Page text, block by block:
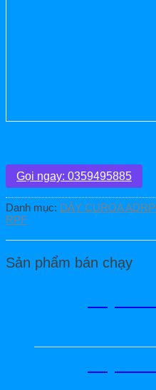
Gọi ngay: 0359495885
Danh mục: DÂY CUROA
RPF
Sản phẩm bán chạy